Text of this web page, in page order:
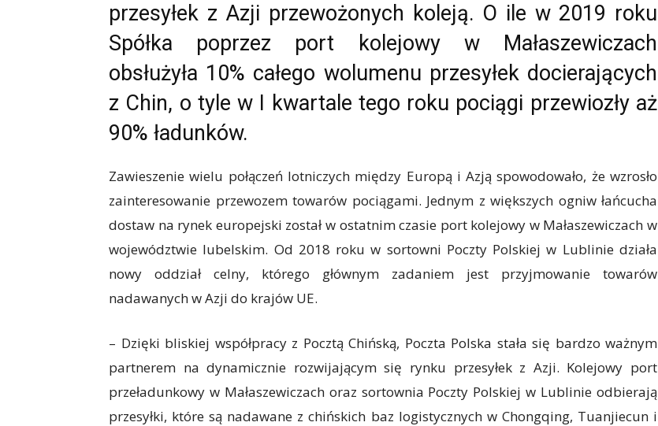
przesyłek z Azji przewożonych koleją. O ile w 2019 roku
Spółka poprzez port kolejowy w Małaszewiczach
obsłużyła 10% całego wolumenu przesyłek docierających
z Chin, o tyle w I kwartale tego roku pociągi przewiozły aż
90% ładunków.
Zawieszenie wielu połączeń lotniczych między Europą i Azją spowodowało, że wzrosło
zainteresowanie przewozem towarów pociągami. Jednym z większych ogniw łańcucha
dostaw na rynek europejski został w ostatnim czasie port kolejowy w Małaszewiczach w
województwie lubelskim. Od 2018 roku w sortowni Poczty Polskiej w Lublinie działa
nowy oddział celny, którego głównym zadaniem jest przyjmowanie towarów
nadawanych w Azji do krajów UE.
– Dzięki bliskiej współpracy z Pocztą Chińską, Poczta Polska stała się bardzo ważnym
partnerem na dynamicznie rozwijającym się rynku przesyłek z Azji. Kolejowy port
przeładunkowy w Małaszewiczach oraz sortownia Poczty Polskiej w Lublinie odbierają
przesyłki, które są nadawane z chińskich baz logistycznych w Chongqing, Tuanjiecun i